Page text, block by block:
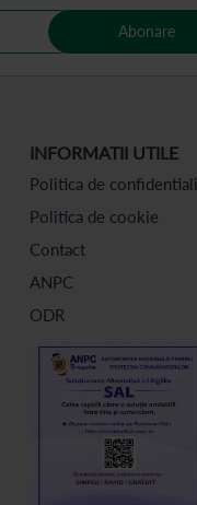
Abonare
INFORMATII UTILE
Politica de
Politica de cookie
Contact
ANPC
ODR